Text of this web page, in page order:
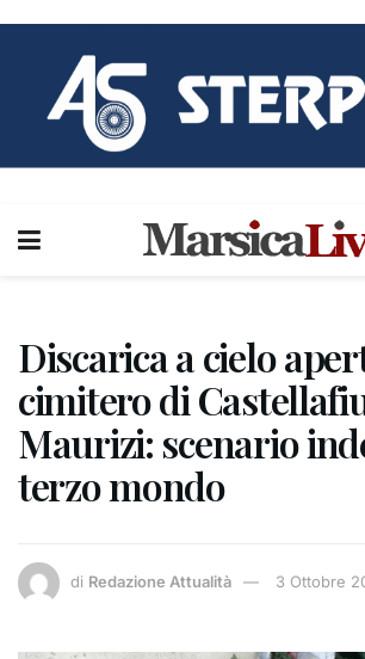
Discarica a cielo
cimitero di
Maurizi: scenario
terzo mondo
di Redazione Attualità 3 Ottobre